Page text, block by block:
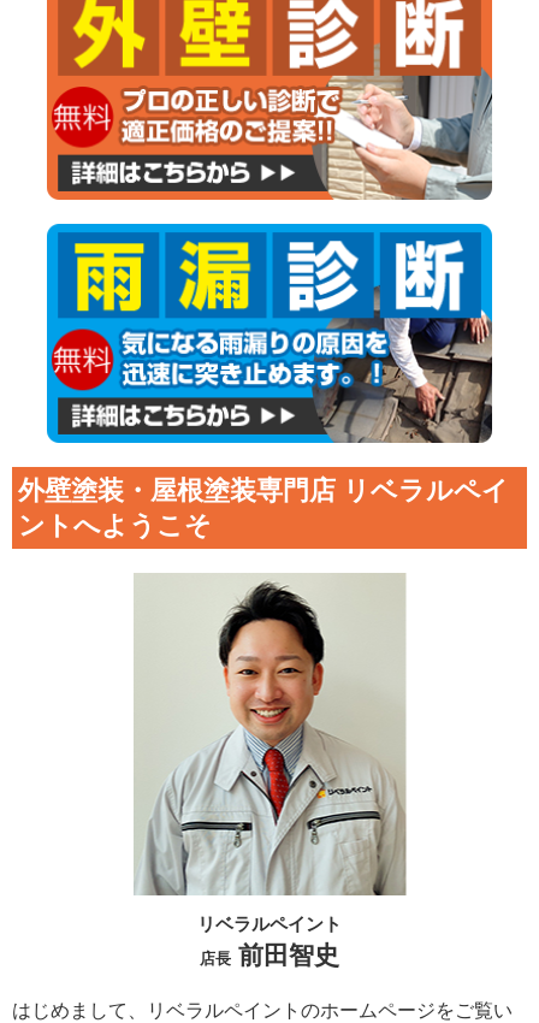
外壁塗装・屋根塗装専門店 リベラルペイ
ントへようこそ
リベラルペイント
店長 前田智史
はじめまして、リベラルペイントのホームページをご覧い